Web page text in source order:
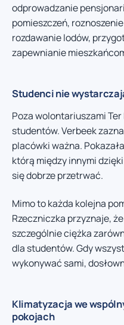
odprowadzanie
pomieszczeń,
rozdawanie lodów,
zapewnianie
Studenci nie
Poza wolontariuszami
studentów. Verbeek
placówki ważna.
którą między innymi
się dobrze przetrwać.
Mimo to każda kolejna
Rzeczniczka przyznaje,
szczególnie ciężka
dla studentów. Gdy
wykonywać sami,
Klimatyzacja we
pokojach